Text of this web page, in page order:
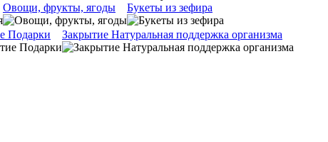
Овощи, фрукты, ягоды Букеты из зефира
Подарки Закрытие Натуральная поддержка организма